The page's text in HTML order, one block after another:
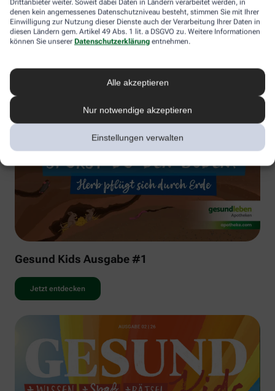
Drittanbieter weiter. Soweit dabei Daten in Ländern verarbeitet werden, in
denen kein angemessenes Datenschutzniveau besteht, stimmen Sie mit Ihrer
Einwilligung zur Nutzung dieser Dienste auch der Verarbeitung Ihrer Daten in
diesen Ländern gem. Artikel 49 Abs. 1 lit. a DSGVO zu. Weitere Informationen
können Sie unserer Datenschutzerklärung entnehmen.
Alle akzeptieren
Nur notwendige akzeptieren
Einstellungen verwalten
Gesund Kids Ausgabe #1
Jetzt entdecken